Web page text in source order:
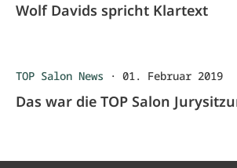
Wolf Davids spricht Klartext
TOP Salon News · 01. Februar 2019
Das war die TOP Salon